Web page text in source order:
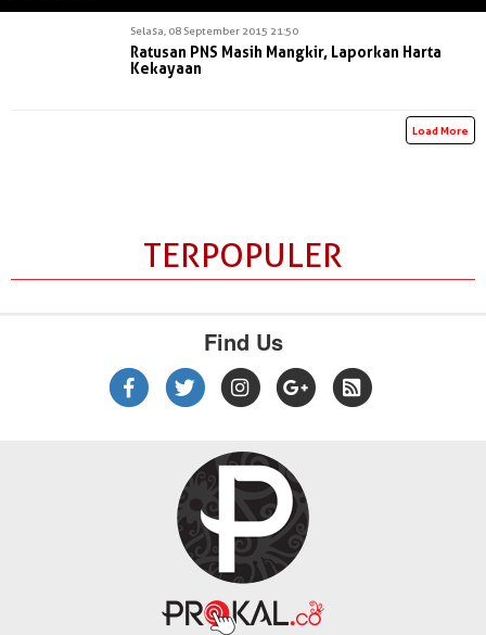
Selasa, 08 September 2015 21:50
Ratusan PNS Masih Mangkir, Laporkan Harta
Kekayaan
Load More
TERPOPULER
Find Us